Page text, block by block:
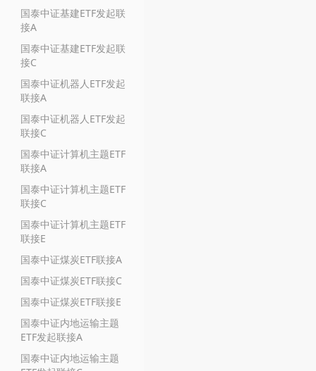
国泰中证基建ETF发起联
接A
国泰中证基建ETF发起联
接C
国泰中证机器人ETF发起
联接A
国泰中证机器人ETF发起
联接C
国泰中证计算机主题ETF
联接A
国泰中证计算机主题ETF
联接C
国泰中证计算机主题ETF
联接E
国泰中证煤炭ETF联接A
国泰中证煤炭ETF联接C
国泰中证煤炭ETF联接E
国泰中证内地运输主题
ETF发起联接A
国泰中证内地运输主题